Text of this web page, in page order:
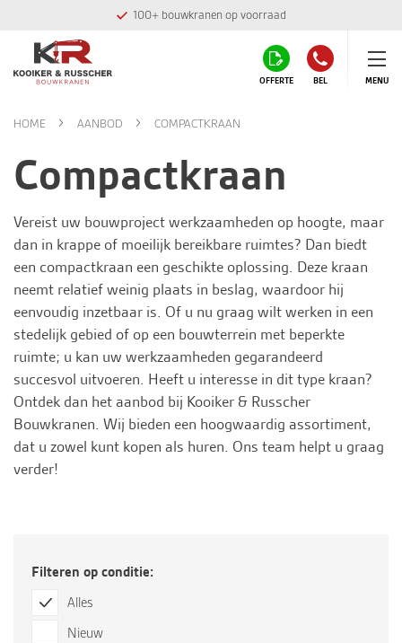
100+ bouwkranen op voorraad
OFFERTE BEL MENU
HOME AANBOD COMPACTKRAAN
Compactkraan
Vereist uw bouwproject werkzaamheden op hoogte, maar
dan in krappe of moeilijk bereikbare ruimtes? Dan biedt
een compactkraan een geschikte oplossing. Deze kraan
neemt relatief weinig plaats in beslag, waardoor hij
eenvoudig inzetbaar is. Of u nu graag wilt werken in een
stedelijk gebied of op een bouwterrein met beperkte
ruimte; u kan uw werkzaamheden gegarandeerd
succesvol uitvoeren. Heeft u interesse in dit type kraan?
Ontdek dan het aanbod bij Kooiker & Russcher
Bouwkranen. Wij bieden een hoogwaardig assortiment,
dat u zowel kunt kopen als huren. Ons team helpt u graag
verder!
Filteren op conditie:
Alles
Nieuw